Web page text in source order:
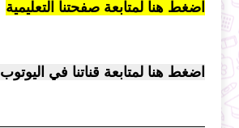
اضغط هنا لمتابعة صفحتنا التعليمية
اضغط هنا لمتابعة قناتنا في اليوتوب